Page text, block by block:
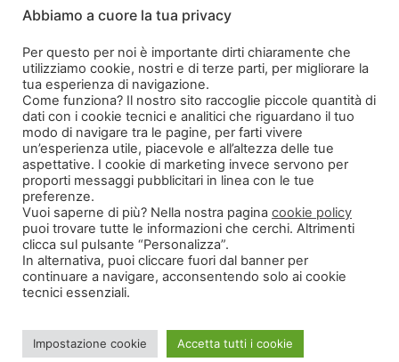
Privacy Policy
Codice Etico
Politiche parità
di genere
Modulo di
recesso
Segnalazione
illeciti
Foligno (Perugia)
Cantiere a
Teramo
©2026 Tutti i diritti sono riservati
La società ha ricevuto nel corso del 2020 aiuti di stato pubblicati sul
Abbiamo a cuore la tua privacy
Per questo per noi è importante dirti chiaramente che
utilizziamo cookie, nostri e di terze parti, per migliorare la
tua esperienza di navigazione.
Come funziona? Il nostro sito raccoglie piccole quantità di
dati con i cookie tecnici e analitici che riguardano il tuo
modo di navigare tra le pagine, per farti vivere
un’esperienza utile, piacevole e all’altezza delle tue
aspettative. I cookie di marketing invece servono per
proporti messaggi pubblicitari in linea con le tue
preferenze.
Vuoi saperne di più? Nella nostra pagina cookie policy
puoi trovare tutte le informazioni che cerchi. Altrimenti
clicca sul pulsante “Personalizza”.
In alternativa, puoi cliccare fuori dal banner per
continuare a navigare, acconsentendo solo ai cookie
tecnici essenziali.
Impostazione cookie Accetta tutti i cookie